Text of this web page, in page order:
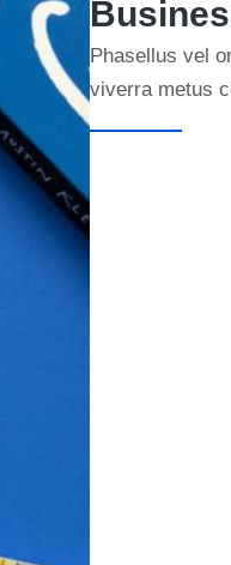
Phasellus vel
viverra metus